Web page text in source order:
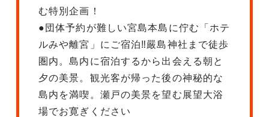
む特別企画！
●団体予約が難しい宮島本島に佇む「ホテ
ルみや離宮」にご宿泊‼嚴島神社まで徒歩
圏内。島内に宿泊するから出会える朝と
夕の美景。観光客が帰った後の神秘的な
島内を満喫。瀬戸の美景を望む展望大浴
場でお寛ぎください